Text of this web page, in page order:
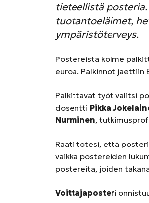
tieteellistä
tuotantoeläimet,
ympäristöterveys.
Postereista kolme
euroa. Palkinnot jaettiin
Palkittavat työt valitsi
dosentti Pikka
Nurminen,
Raati totesi, että
vaikka postereiden
postereita, joiden
Voittajaposteri